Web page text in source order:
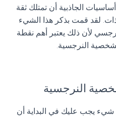
الجاذبية أن تمتلك ثقة
لقد قمت بذكر هذا الشيء
لأن ذلك يعتبر أهم نقطة
النرجسية.
يجب عليك في البداية أن